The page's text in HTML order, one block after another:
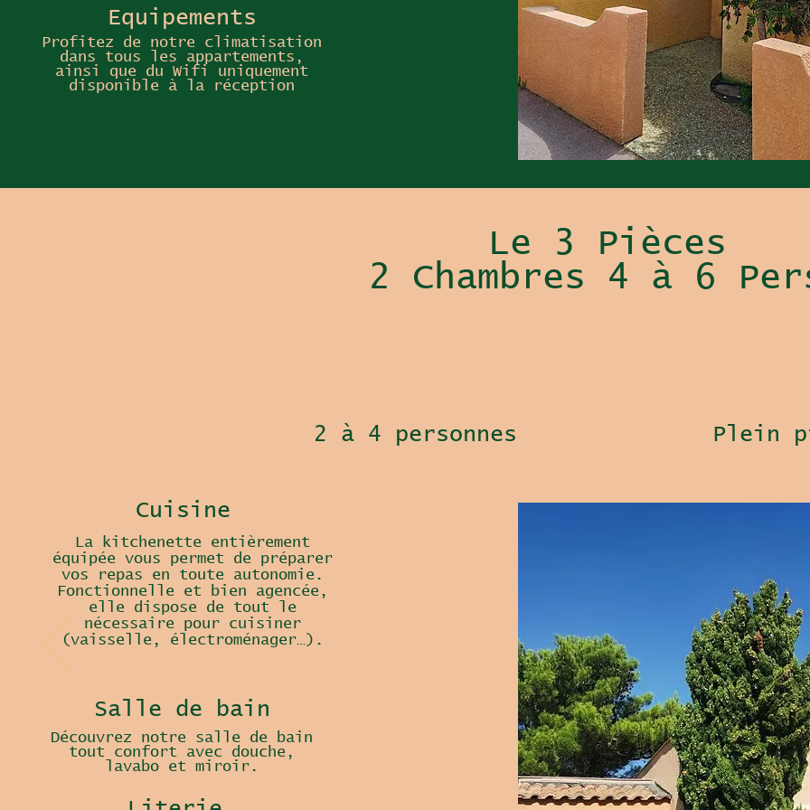
Equipements
Profitez de notre climatisation
dans tous les appartements,
ainsi que du Wifi uniquement
disponible à la réception
Le 3 Pièces
2 Chambres 4 à 6
2 à 4 personnes Plein
Cuisine
La kitchenette entièrement
équipée vous permet de préparer
vos repas en toute autonomie.
Fonctionnelle et bien agencée,
elle dispose de tout le
nécessaire pour cuisiner
(vaisselle, électroménager…).
Salle de bain
Découvrez notre salle de bain
tout confort avec douche,
lavabo et miroir.